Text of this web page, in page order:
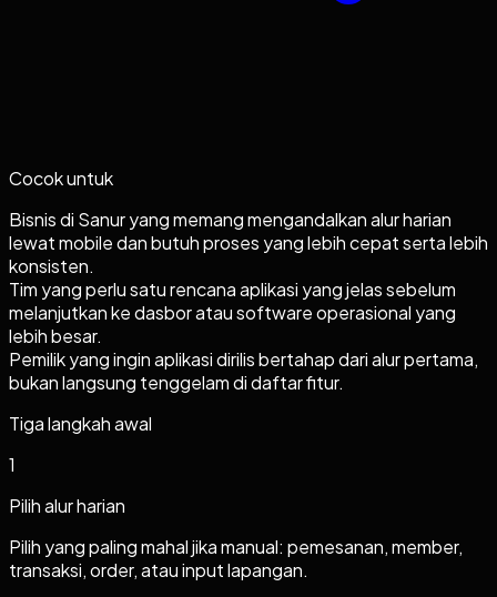
Cocok untuk
Bisnis di Sanur yang memang mengandalkan alur harian
lewat mobile dan butuh proses yang lebih cepat serta lebih
konsisten.
Tim yang perlu satu rencana aplikasi yang jelas sebelum
melanjutkan ke dasbor atau software operasional yang
lebih besar.
Pemilik yang ingin aplikasi dirilis bertahap dari alur pertama,
bukan langsung tenggelam di daftar fitur.
Tiga langkah awal
1
Pilih alur harian
Pilih yang paling mahal jika manual: pemesanan, member,
transaksi, order, atau input lapangan.